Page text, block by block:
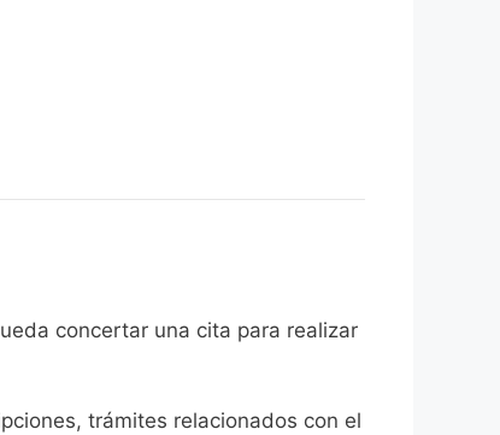
concertar una cita para realizar
trámites relacionados con el